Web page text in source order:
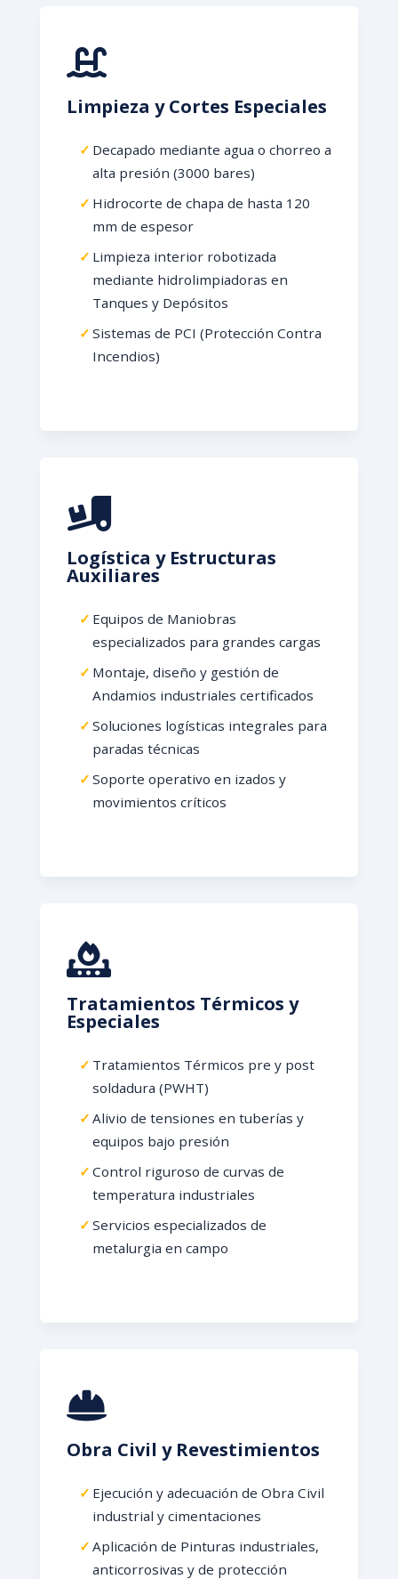
Limpieza y Cortes Especiales
Decapado mediante agua o chorreo a
alta presión (3000 bares)
Hidrocorte de chapa de hasta 120
mm de espesor
Limpieza interior robotizada
mediante hidrolimpiadoras en
Tanques y Depósitos
Sistemas de PCI (Protección Contra
Incendios)
Logística y Estructuras
Auxiliares
Equipos de Maniobras
especializados para grandes cargas
Montaje, diseño y gestión de
Andamios industriales certificados
Soluciones logísticas integrales para
paradas técnicas
Soporte operativo en izados y
movimientos críticos
Tratamientos Térmicos y
Especiales
Tratamientos Térmicos pre y post
soldadura (PWHT)
Alivio de tensiones en tuberías y
equipos bajo presión
Control riguroso de curvas de
temperatura industriales
Servicios especializados de
metalurgia en campo
Obra Civil y Revestimientos
Ejecución y adecuación de Obra Civil
industrial y cimentaciones
Aplicación de Pinturas industriales,
anticorrosivas y de protección